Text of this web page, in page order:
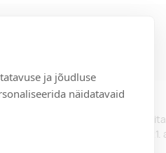
ja jõudluse
näidatavaid
10 tööpäeva pärast kujunduse
saate tooted kätte hiljemalt 21.